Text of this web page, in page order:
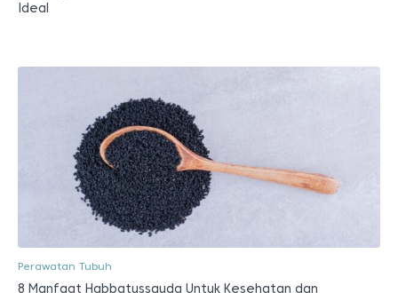
Ideal
Perawatan Tubuh
8 Manfaat Habbatussauda Untuk Kesehatan dan